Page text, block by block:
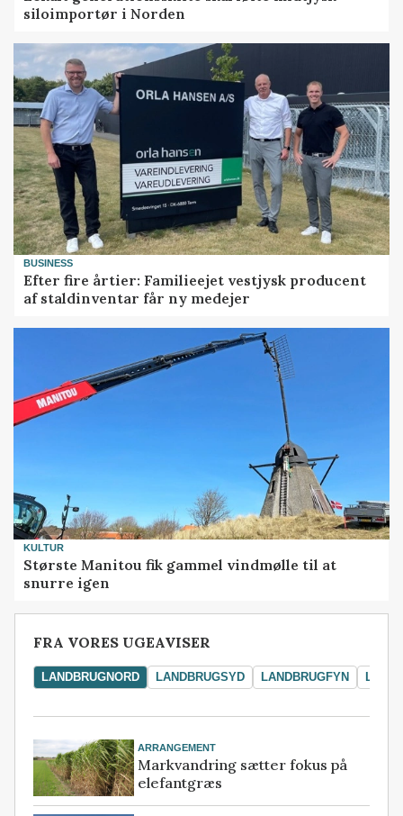
siloimportør i Norden
BUSINESS
Efter fire årtier: Familieejet vestjysk producent
af staldinventar får ny medejer
KULTUR
Største Manitou fik gammel vindmølle til at
snurre igen
FRA VORES UGEAVISER
LANDBRUGNORD LANDBRUGSYD LANDBRUGFYN
ARRANGEMENT
Markvandring sætter fokus på
elefantgræs